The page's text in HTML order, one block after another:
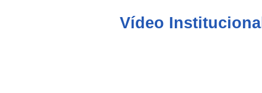
Vídeo Institucional